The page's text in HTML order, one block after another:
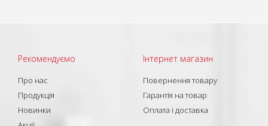
Рекомендуємо
Про нас
Продукція
Новинки
Інтернет магазин
Повернення товару
Гарантія на товар
Оплата і доставка